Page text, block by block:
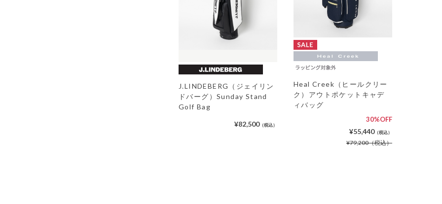
J.LINDEBERG（ジェイリン
ドバーグ）Sunday Stand
Golf Bag
¥82,500（税込）
Heal Creek（ヒールクリー
ク）アウトポケットキャデ
ィバッグ
30%OFF
¥55,440（税込）
¥79,200（税込）